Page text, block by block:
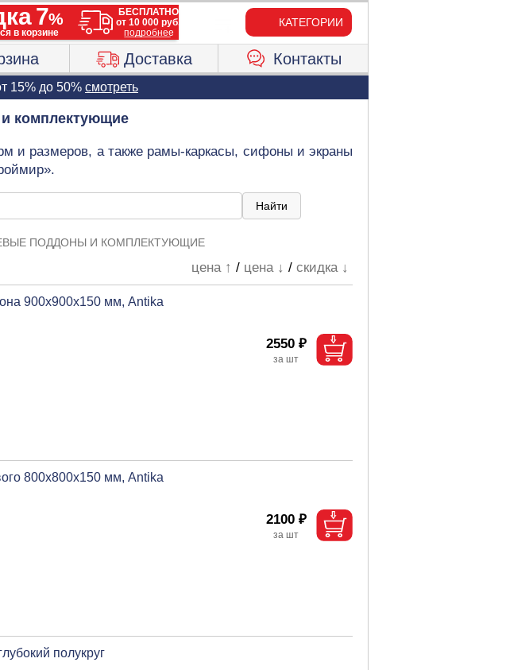
КАТЕГОРИИ
Доставка Контакты
15% до 50% смотреть
комплектующие
и размеров, а также рамы-каркасы, сифоны и экраны
ПОДДОНЫ И КОМПЛЕКТУЮЩИЕ
цена ↑ / цена ↓ /скидка ↓
900х900х150 мм, Antika
2550 ₽
800х800х150 мм, Antika
2100 ₽
полукруг